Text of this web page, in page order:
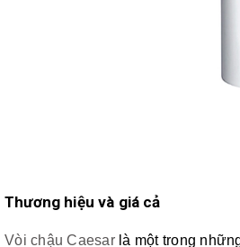
Thương hiệu và giá cả
Vòi chậu Caesarlà một trong